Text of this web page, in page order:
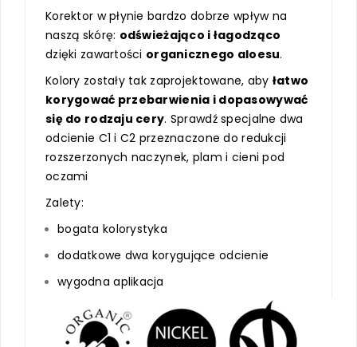
Korektor w płynie bardzo dobrze wpływ na
naszą skórę: odświeżająco i łagodząco
dzięki zawartości organicznego aloesu.
Kolory zostały tak zaprojektowane, aby łatwo
korygować przebarwienia i dopasowywać
się do rodzaju cery. Sprawdź specjalne dwa
odcienie C1 i C2 przeznaczone do redukcji
rozszerzonych naczynek, plam i cieni pod
oczami
Zalety:
bogata kolorystyka
dodatkowe dwa korygujące odcienie
wygodna aplikacja